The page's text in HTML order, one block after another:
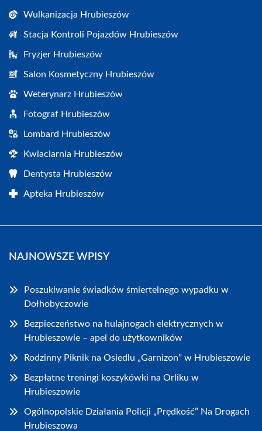
Wulkanizacja Hrubieszów
Stacja Kontroli Pojazdów Hrubieszów
Fryzjer Hrubieszów
Salon Kosmetyczny Hrubieszów
Weterynarz Hrubieszów
Fotograf Hrubieszów
Lombard Hrubieszów
Kwiaciarnia Hrubieszów
Dentysta Hrubieszów
Apteka Hrubieszów
NAJNOWSZE WPISY
Poszukiwanie świadków śmiertelnego wypadku w
Dołhobyczowie
Bezpieczeństwo na hulajnogach elektrycznych w
Hrubieszowie – apel do użytkowników
Rodzinny Piknik na Osiedlu „Garnizon” w Hrubieszowie
Bezpłatne treningi koszykówki na Orliku w
Hrubieszowie
Ogólnopolskie Działania Policji „Prędkość” Na Drogach
Hrubieszowa